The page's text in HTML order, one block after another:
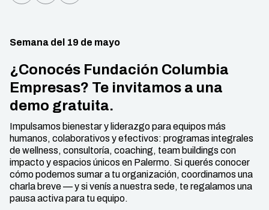
Semana del 19 de mayo
¿Conocés Fundación Columbia
Empresas? Te invitamos a una
demo gratuita.
Impulsamos bienestar y liderazgo para equipos más
humanos, colaborativos y efectivos: programas integrales
de wellness, consultoría, coaching, team buildings con
impacto y espacios únicos en Palermo. Si querés conocer
cómo podemos sumar a tu organización, coordinamos una
charla breve — y si venís a nuestra sede, te regalamos una
pausa activa para tu equipo.